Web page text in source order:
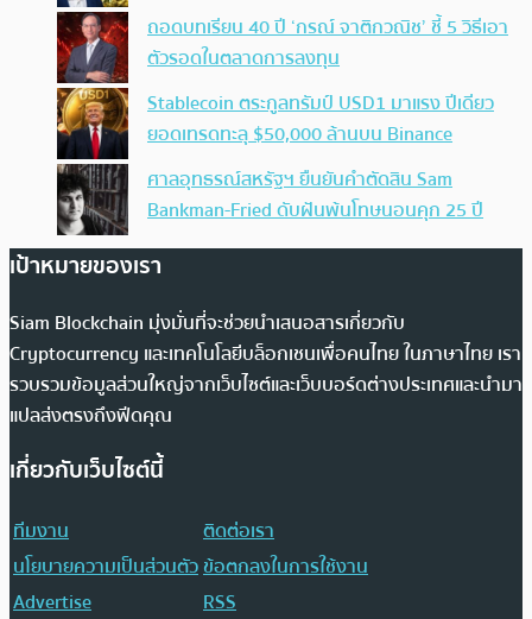
ถอดบทเรียน 40 ปี ‘กรณ์ จาติกวณิช’ ชี้ 5 วิธีเอา
ตัวรอดในตลาดการลงทุน
Stablecoin ตระกูลทรัมป์ USD1 มาแรง ปีเดียว
ยอดเทรดทะลุ $50,000 ล้านบน Binance
ศาลอุทธรณ์สหรัฐฯ ยืนยันคำตัดสิน Sam
Bankman-Fried ดับฝันพ้นโทษนอนคุก 25 ปี
เป้าหมายของเรา
Siam Blockchain มุ่งมั่นที่จะช่วยนำเสนอสารเกี่ยวกับ
Cryptocurrency และเทคโนโลยีบล็อกเชนเพื่อคนไทย ในภาษาไทย เรา
รวบรวมข้อมูลส่วนใหญ่จากเว็บไซต์และเว็บบอร์ดต่างประเทศและนำมา
แปลส่งตรงถึงฟีดคุณ
เกี่ยวกับเว็บไซต์นี้
ทีมงาน
ติดต่อเรา
นโยบายความเป็นส่วนตัวข้อตกลงในการใช้งาน
Advertise
RSS